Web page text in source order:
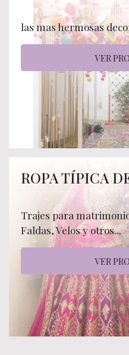
las mas hermosas
VER
ROPA TÍPICA
Trajes para
Faldas, Velos y otros...
VER